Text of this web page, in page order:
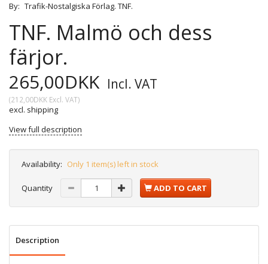
By: Trafik-Nostalgiska Förlag. TNF.
TNF. Malmö och dess
färjor.
265,00DKK Incl. VAT
(212,00DKK Excl. VAT)
excl. shipping
View full description
Availability: Only 1 item(s) left in stock
Quantity ADD TO CART
Description